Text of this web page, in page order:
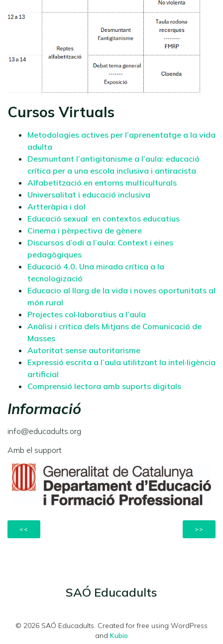
Cursos Virtuals
Metodologies actives per l’aprenentatge a la vida
adulta
Desmuntant l’antigitanisme a l’aula: educació
crítica per a una escola inclusiva i antiracista
Alfabetització en entorns multiculturals
Universalitat i educació inclusiva
Artteràpia i dol
Educació sexual en contextos educatius
Cinema i pèrpectiva de gènere
Discursos d’odi a l’aula: Context i eines
pedagògiques
Educació 4.0. Una mirada crítica a la
tecnologizació
Educacio al llarg de la vida i noves oportunitats al
món rural
Projectes col·laboratius a l’aula
Anàlisi i crítica dels Mitjans de Comunicació de
Masses
Autoritat sense autoritarisme
Expressió escrita a l’aula utilitzant la intel·ligència
artificial
Comprensió lectora amb suports digitals
Informació
info@educadults.org
Amb el support
<< >>
SAÓ Educadults
© 2026 SAÓ Educadults. Created for free using WordPress
and Kubio